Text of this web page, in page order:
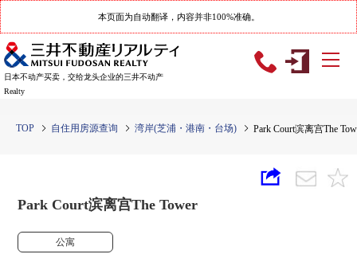
本页面为自动翻译，内容并非100%准确。
日本不动产买卖，交给龙头企业的三井不动产
Realty
TOP 自住用房源查询 湾岸(芝浦・港南・台场) Park Court滨离宫The
Park Court滨离宫The Tower
公寓